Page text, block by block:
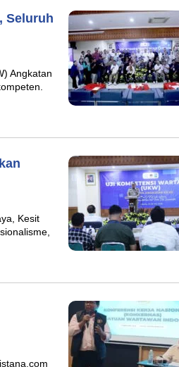
Seluruh
Angkatan
Kesit